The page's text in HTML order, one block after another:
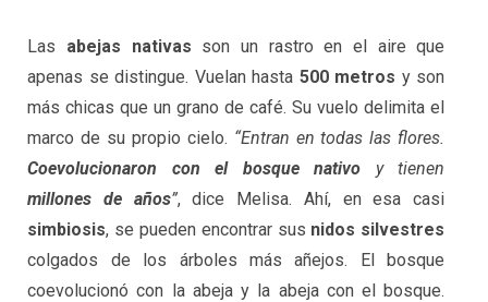
Las abejas nativas son un rastro en el aire que
apenas se distingue. Vuelan hasta 500 metros y son
más chicas que un grano de café. Su vuelo delimita el
marco de su propio cielo. “Entran en todas las flores.
Coevolucionaron con el bosque nativo y tienen
millones de años”, dice Melisa. Ahí, en esa casi
simbiosis, se pueden encontrar sus nidos silvestres
colgados de los árboles más añejos. El bosque
coevolucionó con la abeja y la abeja con el bosque.